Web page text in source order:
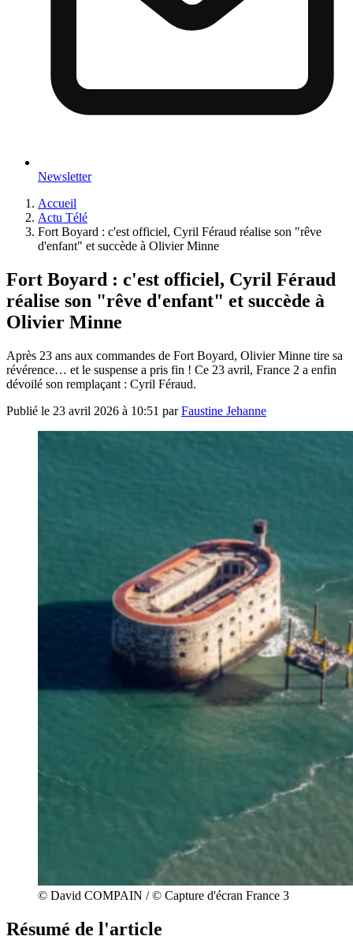
Newsletter
Accueil
Actu Télé
Fort Boyard : c'est officiel, Cyril Féraud réalise son "rêve
d'enfant" et succède à Olivier Minne
Fort Boyard : c'est officiel, Cyril Féraud
réalise son "rêve d'enfant" et succède à
Olivier Minne
Après 23 ans aux commandes de Fort Boyard, Olivier Minne tire sa
révérence… et le suspense a pris fin ! Ce 23 avril, France 2 a enfin
dévoilé son remplaçant : Cyril Féraud.
Publié le 23 avril 2026 à 10:51 parFaustine Jehanne
© David COMPAIN / © Capture d'écran France 3
Résumé de l'article